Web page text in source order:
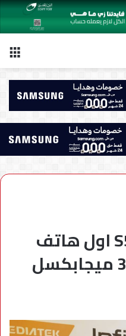
انفينكس تطلق S5 اول هاتف